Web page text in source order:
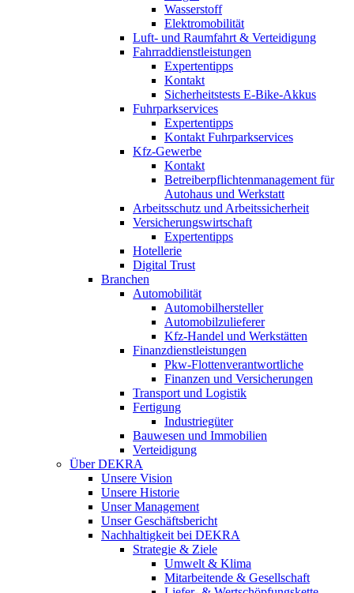
Wasserstoff
Elektromobilität
Luft- und Raumfahrt & Verteidigung
Fahrraddienstleistungen
Expertentipps
Kontakt
Sicherheitstests E-Bike-Akkus
Fuhrparkservices
Expertentipps
Kontakt Fuhrparkservices
Kfz-Gewerbe
Kontakt
Betreiberpflichtenmanagement für
Autohaus und Werkstatt
Arbeitsschutz und Arbeitssicherheit
Versicherungswirtschaft
Expertentipps
Hotellerie
Digital Trust
Branchen
Automobilität
Automobilhersteller
Automobilzulieferer
Kfz-Handel und Werkstätten
Finanzdienstleistungen
Pkw‑Flottenverantwortliche
Finanzen und Versicherungen
Transport und Logistik
Fertigung
Industriegüter
Bauwesen und Immobilien
Verteidigung
Über DEKRA
Unsere Vision
Unsere Historie
Unser Management
Unser Geschäftsbericht
Nachhaltigkeit bei DEKRA
Strategie & Ziele
Umwelt & Klima
Mitarbeitende & Gesellschaft